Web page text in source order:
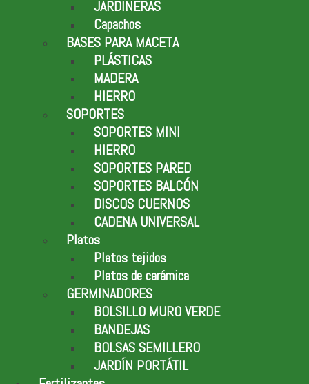
JARDINERAS
Capachos
BASES PARA MACETA
PLÁSTICAS
MADERA
HIERRO
SOPORTES
SOPORTES MINI
HIERRO
SOPORTES PARED
SOPORTES BALCÓN
DISCOS CUERNOS
CADENA UNIVERSAL
Platos
Platos tejidos
Platos de carámica
GERMINADORES
BOLSILLO MURO VERDE
BANDEJAS
BOLSAS SEMILLERO
JARDÍN PORTÁTIL